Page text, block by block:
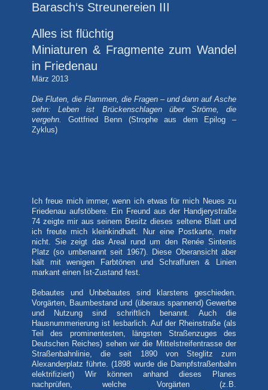
Barasch‘s Streunereien III
Alles ist flüchtig
Miniaturen & Fragmente zum Wandel
in Friedenau
März 2013
Die Fluten, die Flammen, die Fragen – und dann auf Asche
sehn: Leben ist Brückenschlagen über Ströme, die
vergehn.
Gottfried Benn (Strophe aus dem Epilog –
Zyklus)
Ich freue mich immer, wenn ich etwas für mich Neues zu
Friedenau aufstöbere. Ein Freund aus der Handjerystraße
74 zeigte mir aus seinem Besitz dieses seltene Blatt und
ich freute mich kleinkindhaft. Nur eine Postkarte, mehr
nicht. Sie zeigt das Areal rund um den Renée Sintenis
Platz (so umbenannt seit 1967). Diese Oberansicht aber
hält mit wenigen Farbtönen und Schraffuren & Linien
markant einen Ist-Zustand fest.
Bebautes und Unbebautes sind klarstens geschieden.
Vorgärten, Baumbestand und (überaus spannend) Gewerbe
und Nutzung sind schriftlich benannt. Auch die
Hausnummerierung ist lesbarlich. Auf der Rheinstraße (als
Teil des prominentesten, längsten Straßenzuges des
Deutschen Reiches) sehen wir die Mittelstreifentrasse der
Straßenbahnlinie, die seit 1890 von Steglitz zum
Alexanderplatz führte. (1898 wurde die Dampfstraßenbahn
elektrifiziert) Wir können anhand dieses Planes
nachprüfen, welche Vorgärten (z.B.